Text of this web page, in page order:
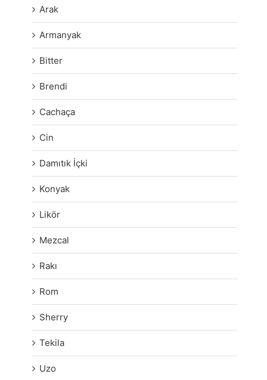
Arak
Armanyak
Bitter
Brendi
Cachaça
Cin
Damıtık İçki
Konyak
Likör
Mezcal
Rakı
Rom
Sherry
Tekila
Uzo